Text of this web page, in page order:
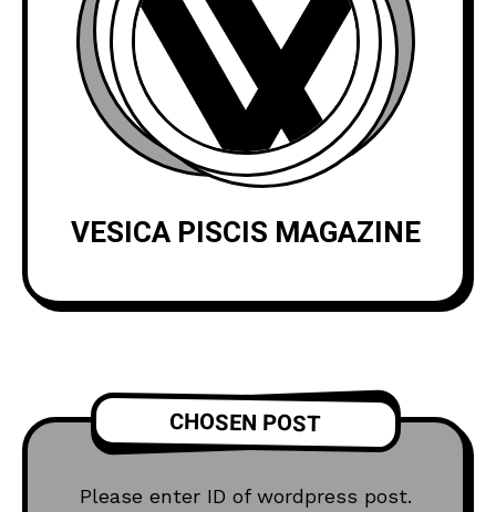
VESICA PISCIS MAGAZINE
CHOSEN POST
Please enter ID of wordpress post.